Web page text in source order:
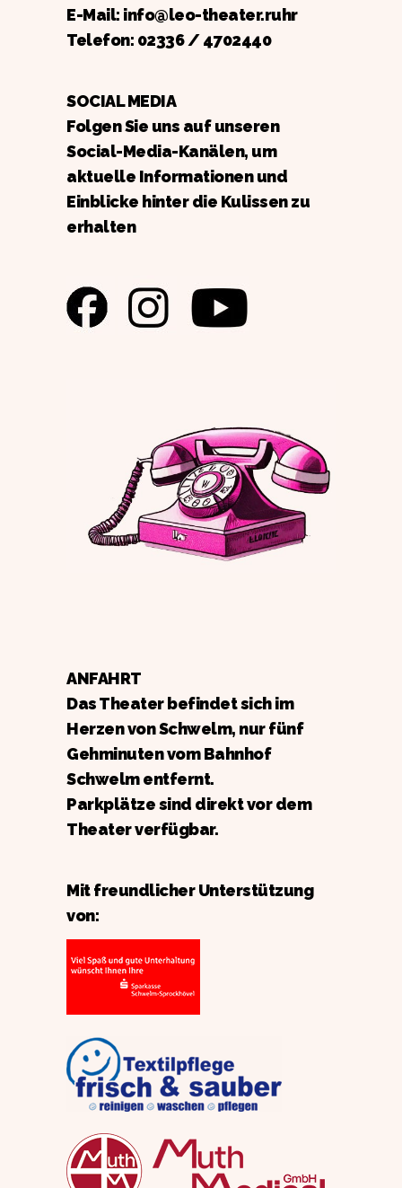
E-Mail: info@leo-theater.ruhr
Telefon: 02336 / 4702440
SOCIAL MEDIA
Folgen Sie uns auf unseren
Social-Media-Kanälen, um
aktuelle Informationen und
Einblicke hinter die Kulissen zu
erhalten
ANFAHRT
Das Theater befindet sich im
Herzen von Schwelm, nur fünf
Gehminuten vom Bahnhof
Schwelm entfernt.
Parkplätze sind direkt vor dem
Theater verfügbar.
Mit freundlicher Unterstützung
von: